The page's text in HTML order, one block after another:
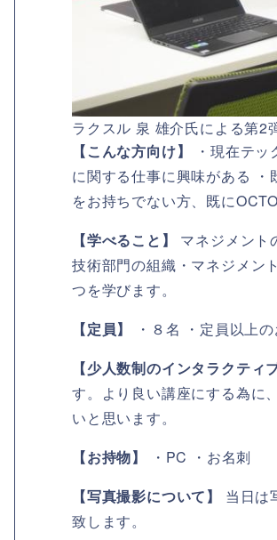
ラクスル 泉 雄介氏による第2
【こんな方向け】
・現在テ
に関する仕事に興味がある
をお持ちでない方、既に
【学べること】
マネジメント
技術部門の組織・マネジメン
つを学びます。
【定員】
・８名 ・定員以上
【少人数制のインタラクティ
す。より良い講座にする為に
いと思います。
【お持物】
・PC ・お名刺
【写真撮影について】
当日は
致します。